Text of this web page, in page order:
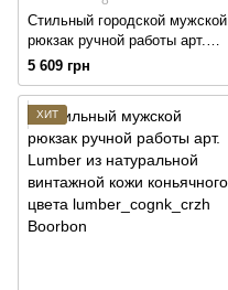
Стильный городской мужской
рюкзак ручной работы арт.
Francis коньячного цвета из
5 609 грн
ХИТ